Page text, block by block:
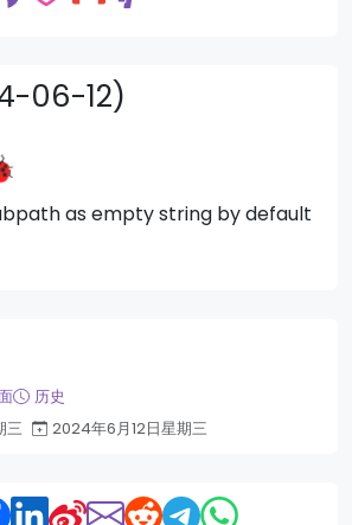
06-12)
as empty string by default
历史
三
2024年6月12日星期三